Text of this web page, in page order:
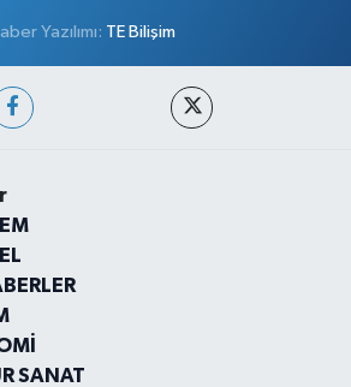
Yazılımı: TE Bilişim
SANAT